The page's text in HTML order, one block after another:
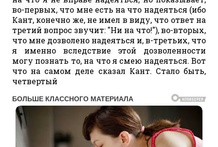
во-первых, что мне есть на что надеяться (ибо
Кант, конечно же, не имел в виду, что ответ на
третий вопрос звучит: "Ни на что!"), во-вторых,
что мне дозволено надеяться и, в-третьих, что
я именно вследствие этой дозволенности
могу познать то, на что я смею надеяться. Вот
что на самом деле сказал Кант. Стало быть,
четвертый